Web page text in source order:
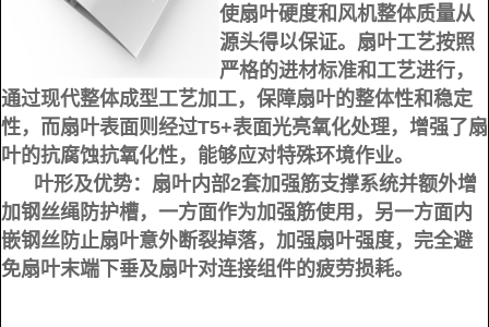
使扇叶硬度和风机整体质量从
源头得以保证。扇叶工艺按照
严格的进材标准和工艺进行，
通过现代整体成型工艺加工，保障扇叶的整体性和稳定
性，而扇叶表面则经过T5+表面光亮氧化处理，增强了扇
叶的抗腐蚀抗氧化性，能够应对特殊环境作业。
叶形及优势： 扇叶内部2套加强筋支撑系统并额外增
加钢丝绳防护槽，一方面作为加强筋使用，另一方面内
嵌钢丝防止扇叶意外断裂掉落，加强扇叶强度，完全避
免扇叶末端下垂及扇叶对连接组件的疲劳损耗。